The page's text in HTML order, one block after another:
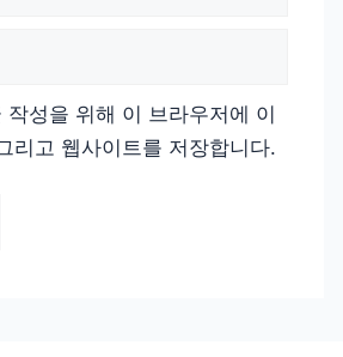
작성을 위해 이 브라우저에 이
리고 웹사이트를 저장합니다.